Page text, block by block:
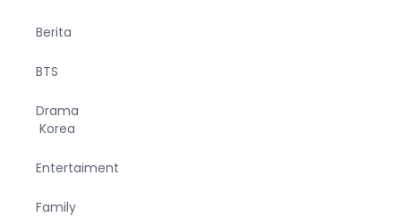
Berita
BTS
Drama
Korea
Entertaiment
Family